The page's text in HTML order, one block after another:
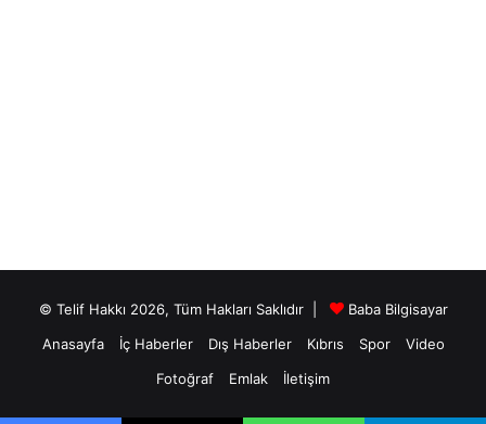
© Telif Hakkı 2026, Tüm Hakları Saklıdır |
Baba Bilgisayar
Anasayfa
İç Haberler Dış Haberler Kıbrıs Spor
Video
Fotoğraf
Emlak İletişim